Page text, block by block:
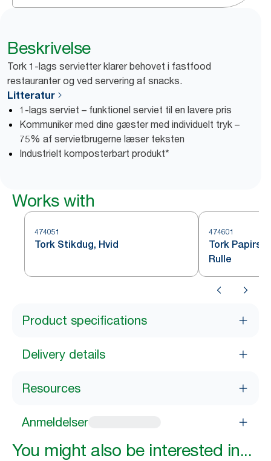
Beskrivelse
Tork 1-lags servietter klarer behovet i fastfood
restauranter og ved servering af snacks.
Litteratur
1-lags serviet – funktionel serviet til en lavere pris
Kommuniker med dine gæster med individuelt tryk –
75% af servietbrugerne læser teksten
Industrielt komposterbart produkt*
Works with
474051
Tork Stikdug, Hvid
474601
Tork
Rulle
Product specifications
Delivery details
Resources
Anmeldelser
You might also be interested in...